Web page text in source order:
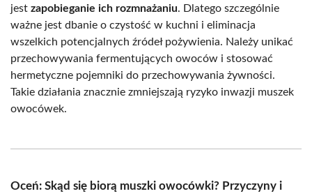
jest zapobieganie ich rozmnażaniu. Dlatego szczególnie
ważne jest dbanie o czystość w kuchni i eliminacja
wszelkich potencjalnych źródeł pożywienia. Należy unikać
przechowywania fermentujących owoców i stosować
hermetyczne pojemniki do przechowywania żywności.
Takie działania znacznie zmniejszają ryzyko inwazji muszek
owocówek.
Oceń: Skąd się biorą muszki owocówki? Przyczyny i